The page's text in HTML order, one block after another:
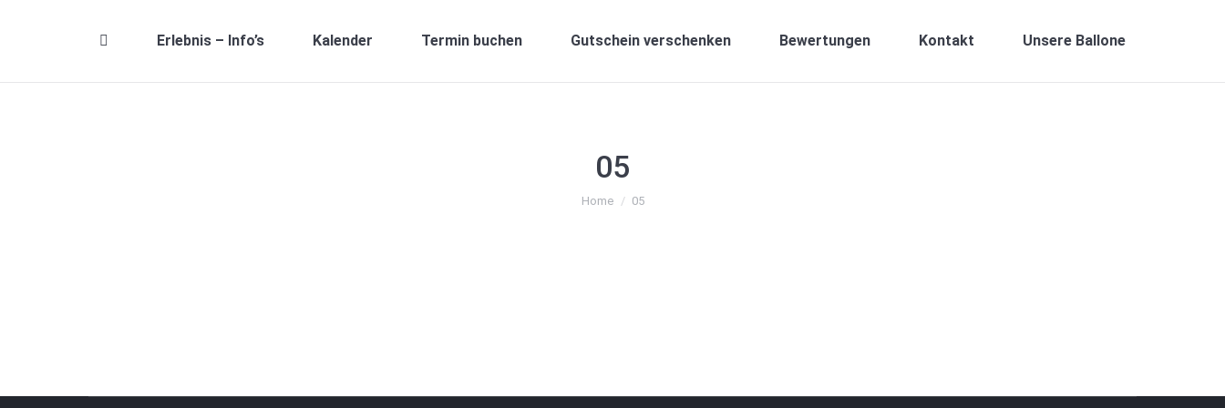
Erlebnis – Info’s Kalender Termin buchen Gutschein verschenken Bewertungen Kontakt Unsere Ballone
05
You are here:
Home 05